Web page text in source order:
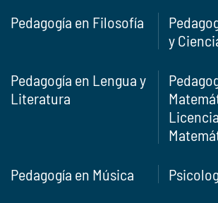
Pedagogía en Filosofía
y
Pedagogía en Lengua y
Literatura
Pedagogía en Música